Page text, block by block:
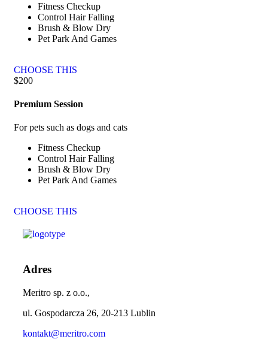
Fitness Checkup
Control Hair Falling
Brush & Blow Dry
Pet Park And Games
CHOOSE THIS
$200
Premium Session
For pets such as dogs and cats
Fitness Checkup
Control Hair Falling
Brush & Blow Dry
Pet Park And Games
CHOOSE THIS
Adres
Meritro sp. z o.o.,
ul. Gospodarcza 26, 20-213 Lublin
kontakt@meritro.com